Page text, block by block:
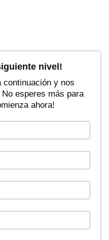
nivel!
continuación y nos
esperes más para
ahora!